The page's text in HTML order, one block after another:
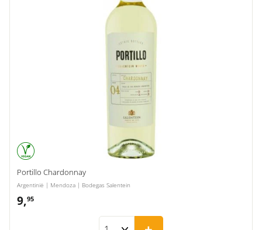
Portillo Chardonnay
Argentinië | Mendoza | Bodegas Salentein
9,95